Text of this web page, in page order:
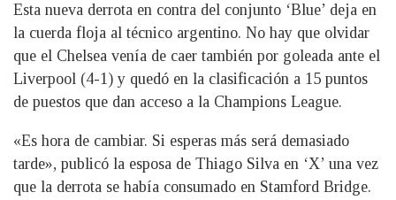
Esta nueva derrota en contra del conjunto ‘Blue’ deja en
la cuerda floja al técnico argentino. No hay que olvidar
que el Chelsea venía de caer también por goleada ante el
Liverpool (4-1) y quedó en la clasificación a 15 puntos
de puestos que dan acceso a la Champions League.
«Es hora de cambiar. Si esperas más será demasiado
tarde», publicó la esposa de Thiago Silva en ‘X’ una vez
que la derrota se había consumado en Stamford Bridge.